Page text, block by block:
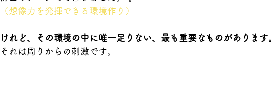
（想像力を発揮できる環境作り）
けれど、その環境の中に唯一足りない、最も重要なものがあります。
それは周りからの刺激です。